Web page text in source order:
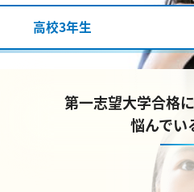
高校3年生
第一志望大学合格
悩んでい